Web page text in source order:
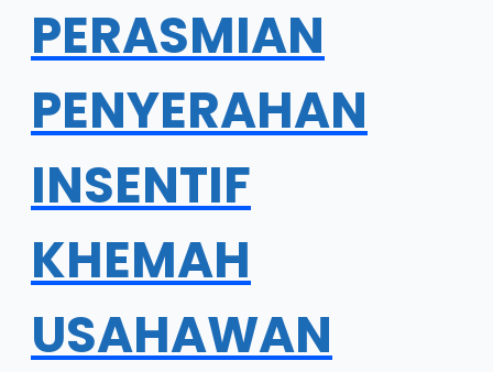
PERASMIAN
PENYERAHAN
INSENTIF
KHEMAH
USAHAWAN